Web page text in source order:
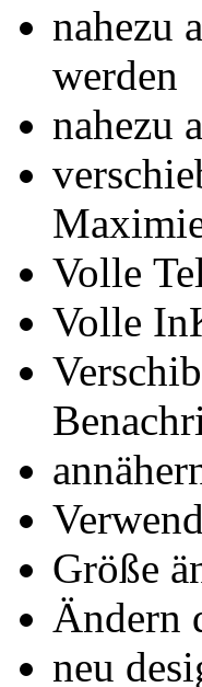
nahezu
werden
nahezu
Volle
Volle
Größe
Ändern
neu